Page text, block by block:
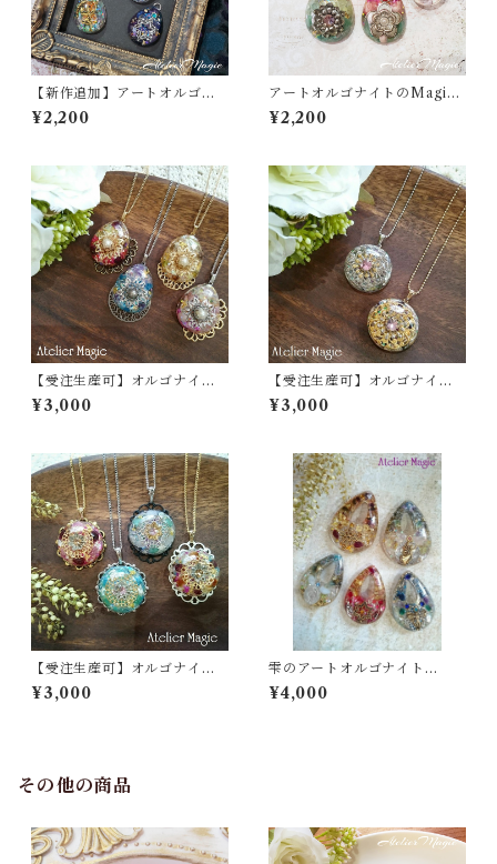
【新作追加】アートオルゴナ
イトのMagicalチャーム
¥2,200
アートオルゴナイトのMagica
lチャーム
¥2,200
【受注生産可】オルゴナイト
チャームのペンダント（ドロ
ップタイプ）
¥3,000
【受注生産可】オルゴナイト
チャームのペンダント（大粒
タイプ）
¥3,000
【受注生産可】オルゴナイト
チャームのペンダント（ラウ
ンドタイプ）
¥3,000
雫のアートオルゴナイト
（小）
¥4,000
その他の商品